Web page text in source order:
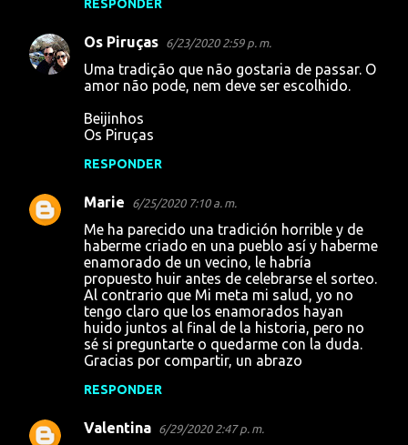
RESPONDER
Os Piruças 6/23/2020 2:59 p. m.
Uma tradição que não gostaria de passar. O
amor não pode, nem deve ser escolhido.
Beijinhos
Os Piruças
RESPONDER
Marie 6/25/2020 7:10 a. m.
Me ha parecido una tradición horrible y de
haberme criado en una pueblo así y haberme
enamorado de un vecino, le habría
propuesto huir antes de celebrarse el sorteo.
Al contrario que Mi meta mi salud, yo no
tengo claro que los enamorados hayan
huido juntos al final de la historia, pero no
sé si preguntarte o quedarme con la duda.
Gracias por compartir, un abrazo
RESPONDER
Valentina 6/29/2020 2:47 p. m.